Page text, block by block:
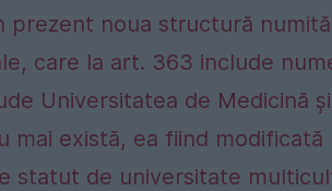
prezent noua structură
care la art. 363 include
Universitatea de Medicină
există, ea fiind modificată
statut de universitate